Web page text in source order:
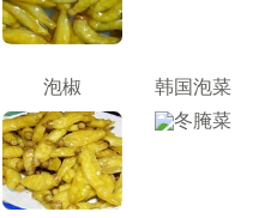
泡椒 韩国泡菜